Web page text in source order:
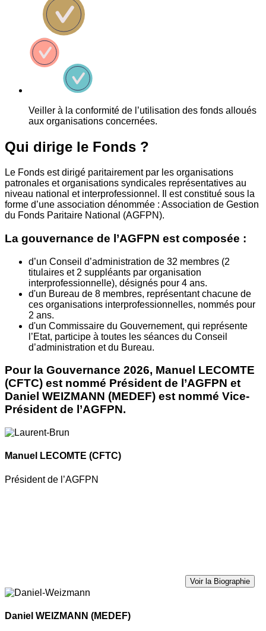
Veiller à la conformité de l’utilisation des fonds alloués
aux organisations concernées.
Qui dirige le Fonds ?
Le Fonds est dirigé paritairement par les organisations
patronales et organisations syndicales représentatives au
niveau national et interprofessionnel. Il est constitué sous la
forme d’une association dénommée : Association de Gestion
du Fonds Paritaire National (AGFPN).
La gouvernance de l’AGFPN est composée :
d’un Conseil d’administration de 32 membres (2
titulaires et 2 suppléants par organisation
interprofessionnelle), désignés pour 4 ans.
d'un Bureau de 8 membres, représentant chacune de
ces organisations interprofessionnelles, nommés pour
2 ans.
d'un Commissaire du Gouvernement, qui représente
l’Etat, participe à toutes les séances du Conseil
d’administration et du Bureau.
Pour la Gouvernance 2026, Manuel LECOMTE
(CFTC) est nommé Président de l’AGFPN et
Daniel WEIZMANN (MEDEF) est nommé Vice-
Président de l’AGFPN.
Manuel LECOMTE (CFTC)
Président de l’AGFPN
Voir la Biographie
Daniel WEIZMANN (MEDEF)